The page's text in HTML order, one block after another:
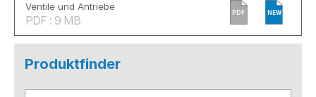
Ventile und Antriebe
PDF : 9 MB
PDF NEW
Produktfinder